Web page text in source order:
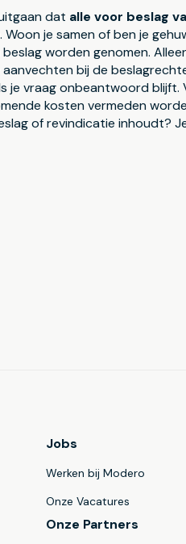
dat alle voor beslag
Woon je samen of ben je
worden genomen.
aanvechten bij de
je vraag onbeantwoord blijft.
kosten vermeden
of revindicatie inhoudt?
Jobs
Werken bij Modero
Onze Vacatures
Onze Partners